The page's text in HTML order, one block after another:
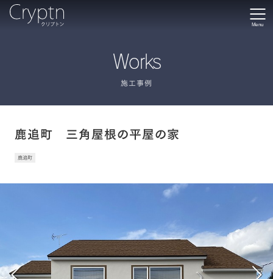
Menu
Works
施工事例
鹿追町 三角屋根の平屋の家
鹿追町